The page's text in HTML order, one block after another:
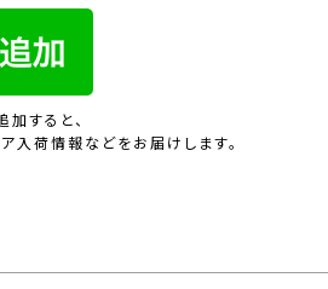
すると、
入荷情報などをお届けします。